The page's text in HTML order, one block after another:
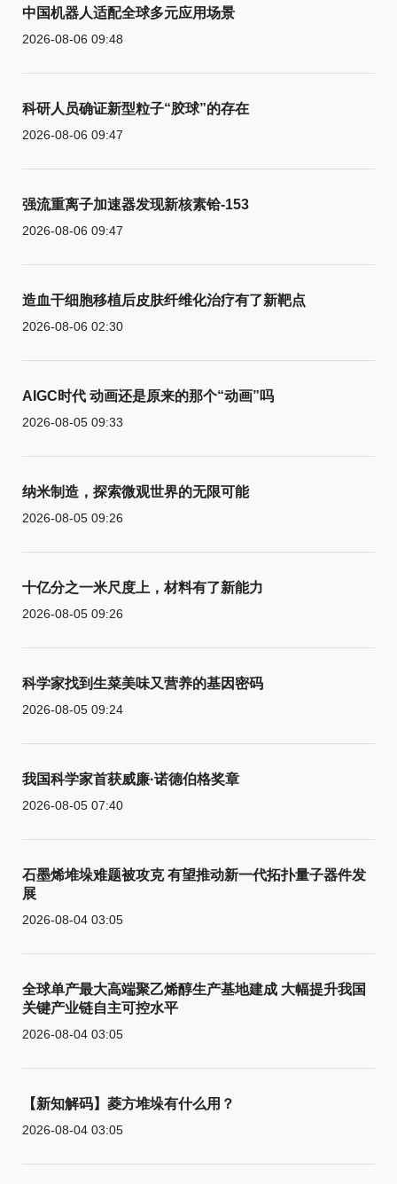
中国机器人适配全球多元应用场景
2026-08-06 09:48
科研人员确证新型粒子“胶球”的存在
2026-08-06 09:47
强流重离子加速器发现新核素铪-153
2026-08-06 09:47
造血干细胞移植后皮肤纤维化治疗有了新靶点
2026-08-06 02:30
AIGC时代 动画还是原来的那个“动画”吗
2026-08-05 09:33
纳米制造，探索微观世界的无限可能
2026-08-05 09:26
十亿分之一米尺度上，材料有了新能力
2026-08-05 09:26
科学家找到生菜美味又营养的基因密码
2026-08-05 09:24
我国科学家首获威廉·诺德伯格奖章
2026-08-05 07:40
石墨烯堆垛难题被攻克 有望推动新一代拓扑量子器件发
展
2026-08-04 03:05
全球单产最大高端聚乙烯醇生产基地建成 大幅提升我国
关键产业链自主可控水平
2026-08-04 03:05
【新知解码】菱方堆垛有什么用？
2026-08-04 03:05